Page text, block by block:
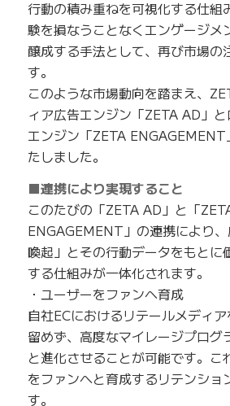
行動の積み重ねを可視化する仕組
験を損なうことなくエンゲージメ
醸成する手法として、再び市場の
す。
このような市場動向を踏まえ、
ィア広告エンジン「ZETA AD」
エンジン「ZETA
たしました。
■連携により実現すること
このたびの「ZETA AD」と「
ENGAGEMENT」の連携により
喚起」とその行動データをもとに
する仕組みが一体化されます。
・ユーザーをファンへ育成
自社ECにおけるリテールメディ
留めず、高度なマイレージプログ
と進化させることが可能です。こ
をファンへと育成するリテンショ
す。